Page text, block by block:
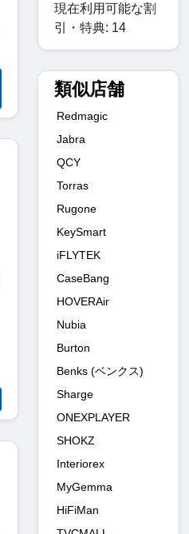
現在利用可能な割
引・特典: 14
類似店舗
Redmagic
Jabra
QCY
Torras
Rugone
KeySmart
iFLYTEK
CaseBang
HOVERAir
Nubia
Burton
Benks (ベンクス)
Sharge
ONEXPLAYER
SHOKZ
Interiorex
MyGemma
HiFiMan